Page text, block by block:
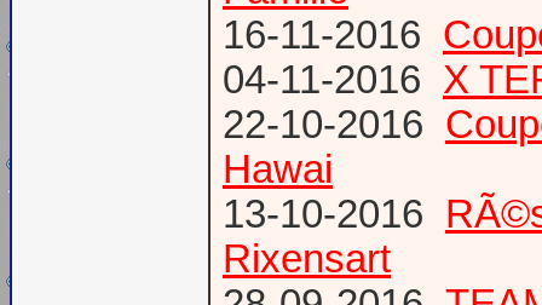
16-11-2016
04-11-2016 X
22-10-2016
Hawai
13-10-2016
Rixensart